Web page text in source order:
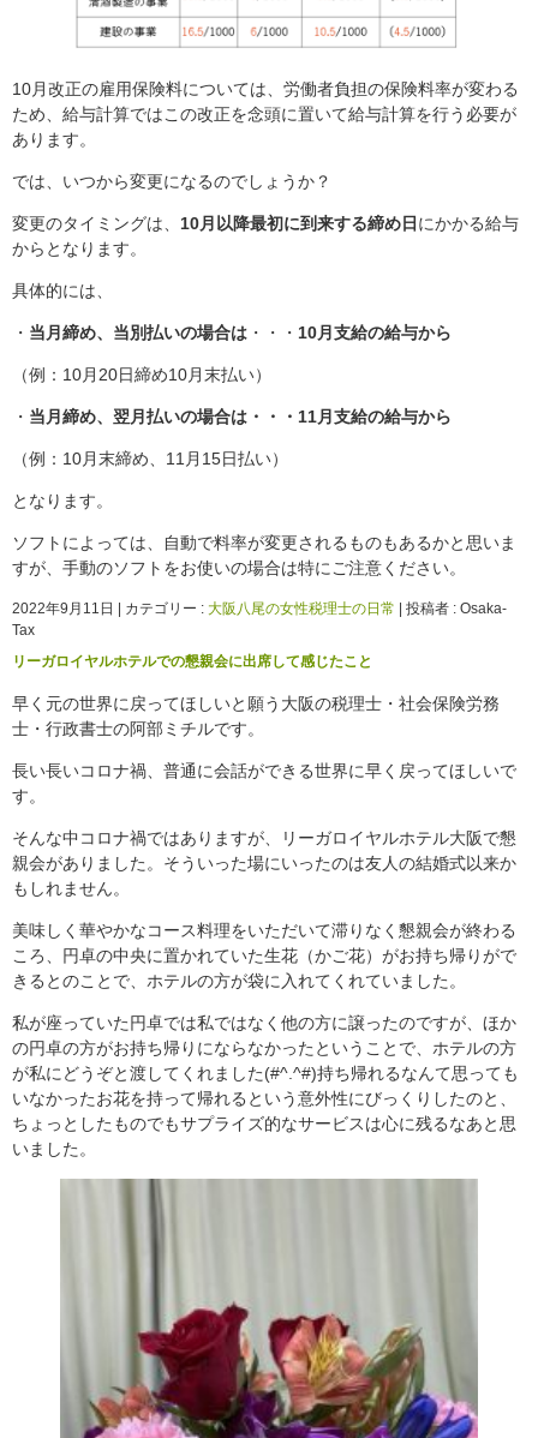
10月改正の雇用保険料については、労働者負担の保険料率が変わる
ため、給与計算ではこの改正を念頭に置いて給与計算を行う必要が
あります。
では、いつから変更になるのでしょうか？
変更のタイミングは、 10月以降最初に到来する締め日 にかかる給与
からとなります。
具体的には、
・ 当月締め、当別払いの場合は ・・・ 10月支給の給与から
（例：10月20日締め10月末払い）
・ 当月締め、翌月払いの場合は・・・11月支給の給与から
（例：10月末締め、11月15日払い）
となります。
ソフトによっては、自動で料率が変更されるものもあるかと思いま
すが、手動のソフトをお使いの場合は特にご注意ください。
2022年9月11日 | カテゴリー : 大阪八尾の女性税理士の日常 | 投稿者 : Osaka-
Tax
リーガロイヤルホテルでの懇親会に出席して感じたこと
早く元の世界に戻ってほしいと願う大阪の税理士・社会保険労務
士・行政書士の阿部ミチルです。
長い長いコロナ禍、普通に会話ができる世界に早く戻ってほしいで
す。
そんな中コロナ禍ではありますが、リーガロイヤルホテル大阪で懇
親会がありました。そういった場にいったのは友人の結婚式以来か
もしれません。
美味しく華やかなコース料理をいただいて滞りなく懇親会が終わる
ころ、円卓の中央に置かれていた生花（かご花）がお持ち帰りがで
きるとのことで、ホテルの方が袋に入れてくれていました。
私が座っていた円卓では私ではなく他の方に譲ったのですが、ほか
の円卓の方がお持ち帰りにならなかったということで、ホテルの方
が私にどうぞと渡してくれました(#^.^#)持ち帰れるなんて思っても
いなかったお花を持って帰れるという意外性にびっくりしたのと、
ちょっとしたものでもサプライズ的なサービスは心に残るなあと思
いました。